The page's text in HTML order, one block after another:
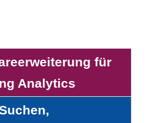
für
Analytics